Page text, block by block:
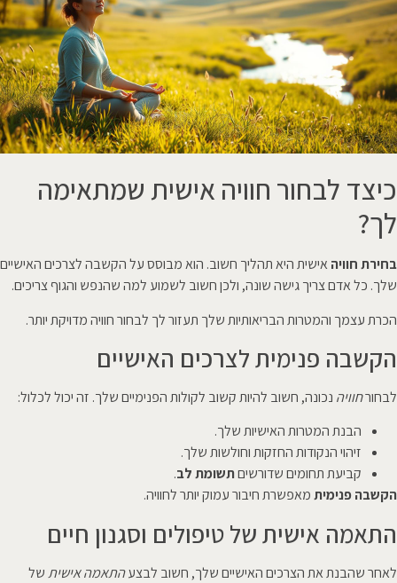
כיצד לבחור חוויה אישית שמתאימה
לך?
בחירת חוויה אישית היא תהליך חשוב. הוא מבוסס על הקשבה לצרכים האישיים
שלך. כל אדם צריך גישה שונה, ולכן חשוב לשמוע למה שהנפש והגוף צריכים.
הכרת עצמך והמטרות הבריאותיות שלך תעזור לך לבחור חוויה מדויקת יותר.
הקשבה פנימית לצרכים האישיים
לבחורחוויה נכונה, חשוב להיות קשוב לקולות הפנימיים שלך. זה יכול לכלול:
הבנת המטרות האישיות שלך.
זיהוי הנקודות החזקות וחולשות שלך.
קביעת תחומים שדורשיםתשומת לב.
הקשבה פנימיתמאפשרת חיבור עמוק יותר לחוויה.
התאמה אישית של טיפולים וסגנון חיים
לאחר שהבנת את הצרכים האישיים שלך, חשוב לבצעהתאמה אישיתשל